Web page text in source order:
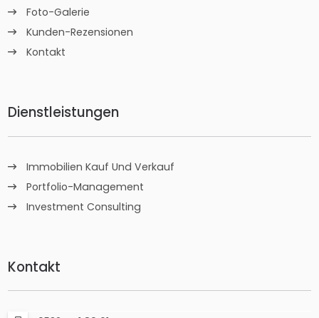
Foto-Galerie
Kunden-Rezensionen
Kontakt
Dienstleistungen
Immobilien Kauf Und Verkauf
Portfolio-Management
Investment Consulting
Kontakt